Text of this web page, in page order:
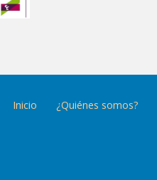
Inicio ¿Quiénes somos?